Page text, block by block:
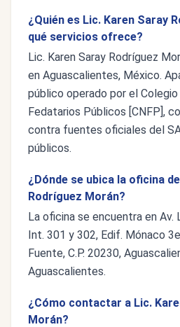
¿Quién es Lic. Karen Saray
qué servicios ofrece?
Lic. Karen Saray Rodríguez
en Aguascalientes, México.
público operado por el
Fedatarios Públicos [CNFP],
contra fuentes oficiales del
públicos.
¿Dónde se ubica la oficina
Rodríguez Morán?
La oficina se encuentra en Av.
Int. 301 y 302, Edif. Mónaco
Fuente, C.P. 20230,
Aguascalientes.
¿Cómo contactar a Lic.
Morán?